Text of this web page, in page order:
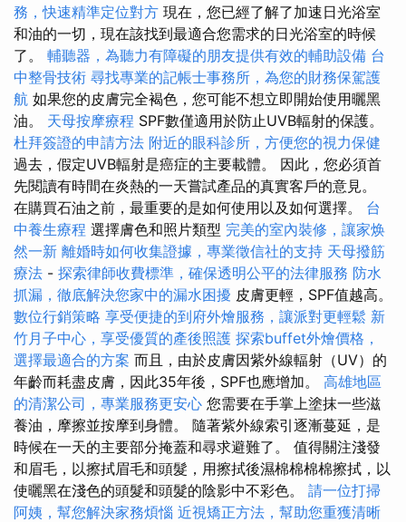
務，快速精準定位對方 現在，您已經了解了加速日光浴室
和油的一切，現在該找到最適合您需求的日光浴室的時候
了。 輔聽器，為聽力有障礙的朋友提供有效的輔助設備 台
中整骨技術 尋找專業的記帳士事務所，為您的財務保駕護
航 如果您的皮膚完全褐色，您可能不想立即開始使用曬黑
油。 天母按摩療程 SPF數僅適用於防止UVB輻射的保護。
杜拜簽證的申請方法 附近的眼科診所，方便您的視力保健
過去，假定UVB輻射是癌症的主要載體。 因此，您必須首
先閱讀有時間在炎熱的一天嘗試產品的真實客戶的意見。
在購買石油之前，最重要的是如何使用以及如何選擇。 台
中養生療程 選擇膚色和照片類型 完美的室內裝修，讓家焕
然一新 離婚時如何收集證據，專業徵信社的支持 天母撥筋
療法 - 探索律師收費標準，確保透明公平的法律服務 防水
抓漏，徹底解決您家中的漏水困擾 皮膚更輕，SPF值越高。
數位行銷策略 享受便捷的到府外燴服務，讓派對更輕鬆 新
竹月子中心，享受優質的產後照護 探索buffet外燴價格，
選擇最適合的方案 而且，由於皮膚因紫外線輻射（UV）的
年齡而耗盡皮膚，因此35年後，SPF也應增加。 高雄地區
的清潔公司，專業服務更安心 您需要在手掌上塗抹一些滋
養油，摩擦並按摩到身體。 隨著紫外線索引逐漸蔓延，是
時候在一天的主要部分掩蓋和尋求避難了。 值得關注淺發
和眉毛，以擦拭眉毛和頭髮，用擦拭後濕棉棉棉棉擦拭，以
使曬黑在淺色的頭髮和頭髮的陰影中不彩色。 請一位打掃
阿姨，幫您解決家務煩惱 近視矯正方法，幫助您重獲清晰